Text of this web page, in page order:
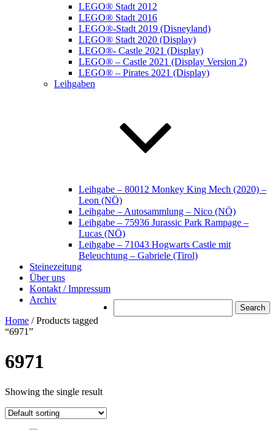
LEGO® Stadt 2012
LEGO® Stadt 2016
LEGO®-Stadt 2019 (Disneyland)
LEGO® Stadt 2020 (Display)
LEGO®- Castle 2021 (Display)
LEGO® – Castle 2021 (Display Version 2)
LEGO® – Pirates 2021 (Display)
Leihgaben
Leihgabe – 80012 Monkey King Mech (2020) –
Leon (NÖ)
Leihgabe – Autosammlung – Nico (NÖ)
Leihgabe – 75936 Jurassic Park Rampage –
Lucas (NÖ)
Leihgabe – 71043 Hogwarts Castle mit
Beleuchtung – Gabriele (Tirol)
Steinezeitung
Über uns
Kontakt / Impressum
Archiv
Home / Products tagged
“6971”
6971
Showing the single result